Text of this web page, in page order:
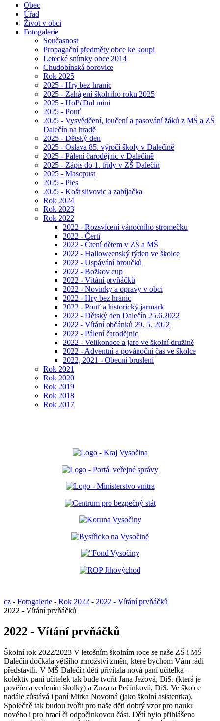
Obec
Úřad
Život v obci
Fotogalerie
Současnost
Propagační předměty obce ke koupi
Letecké snímky obce 2014
Chudobínská borovice
Rok 2025
2025 - Hry bez hranic
2025 - Zahájení školního roku 2025
2025 - HoPáDal mini
2025 - Pouť
2025 - Vysvědčení, loučení a pasování žáků z MŠ a ZŠ
Dalečín na hradě
2025 - Dětský den
2025 - Oslava 85. výročí školy v Dalečíně
2025 - Pálení čarodějnic v Dalečíně
2025 - Zápis do 1. třídy v ZŠ Dalečín
2025 - Masopust
2025 - Ples
2025 - Košt slivovic a zabíjačka
Rok 2024
Rok 2023
Rok 2022
2022 - Rozsvícení vánočního stromečku
2022 - Čerti
2022 - Čtení dětem v ZŠ a MŠ
2022 - Halloweenský týden ve školce
2022 - Uspávání broučků
2022 - Božkov cup
2022 - Vítání prvňáčků
2022 - Novinky a opravy v obci
2022 - Hry bez hranic
2022 - Pouť a historický jarmark
2022 - Dětský den Dalečín 25.6.2022
2022 - Vítání občánků 29. 5. 2022
2022 - Pálení čarodějnic
2022 - Velikonoce a jaro ve školní družině
2022 - Adventní a povánoční čas ve školce
2022, 2021 - Obecní bruslení
Rok 2021
Rok 2020
Rok 2019
Rok 2018
Rok 2017
cz - Fotogalerie - Rok 2022 - 2022 - Vítání prvňáčků
2022 - Vítání prvňáčků
2022 - Vítání prvňáčků
Školní rok 2022/2023 V letošním školním roce se naše ZŠ i MŠ
Dalečín dočkala většího množství změn, které bychom Vám rádi
představili. V MŠ Dalečín děti přivítala nová paní učitelka –
kolektiv paní učitelek tak bude tvořit Jana Ježová, DiS. (která je
pověřena vedením školky) a Zuzana Pečínková, DiS. Ve školce
nadále zůstává i paní Mirka Novotná (jako školní asistentka).
Společně tak budou tvořit pro naše děti dobrý vzor pro nauku
nového i pro hrací či odpočinkovou část. Dětí bylo přihlášeno